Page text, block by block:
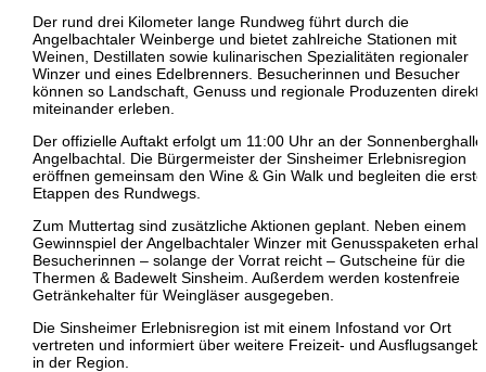
Der rund drei Kilometer lange Rundweg führt durch die
Angelbachtaler Weinberge und bietet zahlreiche Stationen mit
Weinen, Destillaten sowie kulinarischen Spezialitäten regionaler
Winzer und eines Edelbrenners. Besucherinnen und Besucher
können so Landschaft, Genuss und regionale Produzenten direkt
miteinander erleben.
Der offizielle Auftakt erfolgt um 11:00 Uhr an der
Angelbachtal. Die Bürgermeister der Sinsheimer Erlebnisregion
eröffnen gemeinsam den Wine & Gin Walk und begleiten die
Etappen des Rundwegs.
Zum Muttertag sind zusätzliche Aktionen geplant. Neben einem
Gewinnspiel der Angelbachtaler Winzer mit Genusspaketen
Besucherinnen – solange der Vorrat reicht – Gutscheine für die
Thermen & Badewelt Sinsheim. Außerdem werden kostenfreie
Getränkehalter für Weingläser ausgegeben.
Die Sinsheimer Erlebnisregion ist mit einem Infostand vor Ort
vertreten und informiert über weitere Freizeit- und
in der Region.